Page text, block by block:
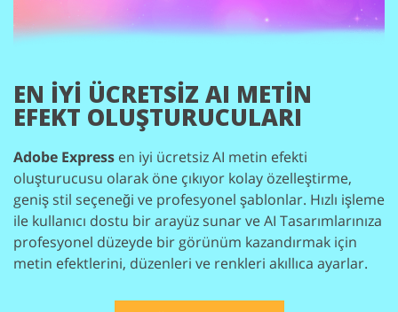
EN İYI ÜCRETSIZ AI METIN
EFEKT OLUŞTURUCULARI
Adobe Express en iyi ücretsiz AI metin efekti
oluşturucusu olarak öne çıkıyor kolay özelleştirme,
geniş stil seçeneği ve profesyonel şablonlar. Hızlı işleme
ile kullanıcı dostu bir arayüz sunar ve AI Tasarımlarınıza
profesyonel düzeyde bir görünüm kazandırmak için
metin efektlerini, düzenleri ve renkleri akıllıca ayarlar.